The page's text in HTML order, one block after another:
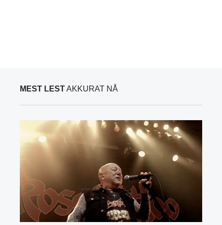
MEST LESTAKKURAT NÅ